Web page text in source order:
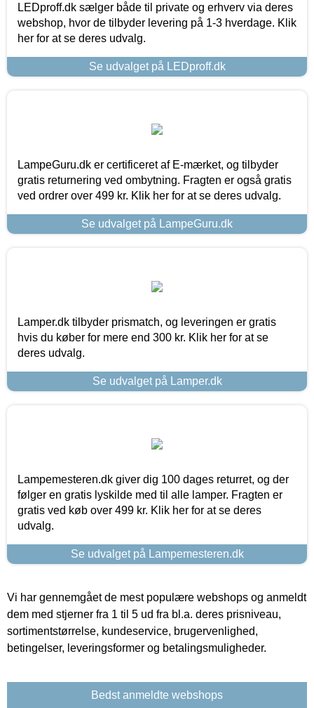
LEDproff.dk sælger både til private og erhverv via deres
webshop, hvor de tilbyder levering på 1-3 hverdage. Klik
her for at se deres udvalg.
Se udvalget på LEDproff.dk
LampeGuru.dk er certificeret af E-mærket, og tilbyder
gratis returnering ved ombytning. Fragten er også gratis
ved ordrer over 499 kr. Klik her for at se deres udvalg.
Se udvalget på LampeGuru.dk
Lamper.dk tilbyder prismatch, og leveringen er gratis
hvis du køber for mere end 300 kr. Klik her for at se
deres udvalg.
Se udvalget på Lamper.dk
Lampemesteren.dk giver dig 100 dages returret, og der
følger en gratis lyskilde med til alle lamper. Fragten er
gratis ved køb over 499 kr. Klik her for at se deres
udvalg.
Se udvalget på Lampemesteren.dk
Vi har gennemgået de mest populære webshops og anmeldt
dem med stjerner fra 1 til 5 ud fra bl.a. deres prisniveau,
sortimentstørrelse, kundeservice, brugervenlighed,
betingelser, leveringsformer og betalingsmuligheder.
Bedst anmeldte webshops